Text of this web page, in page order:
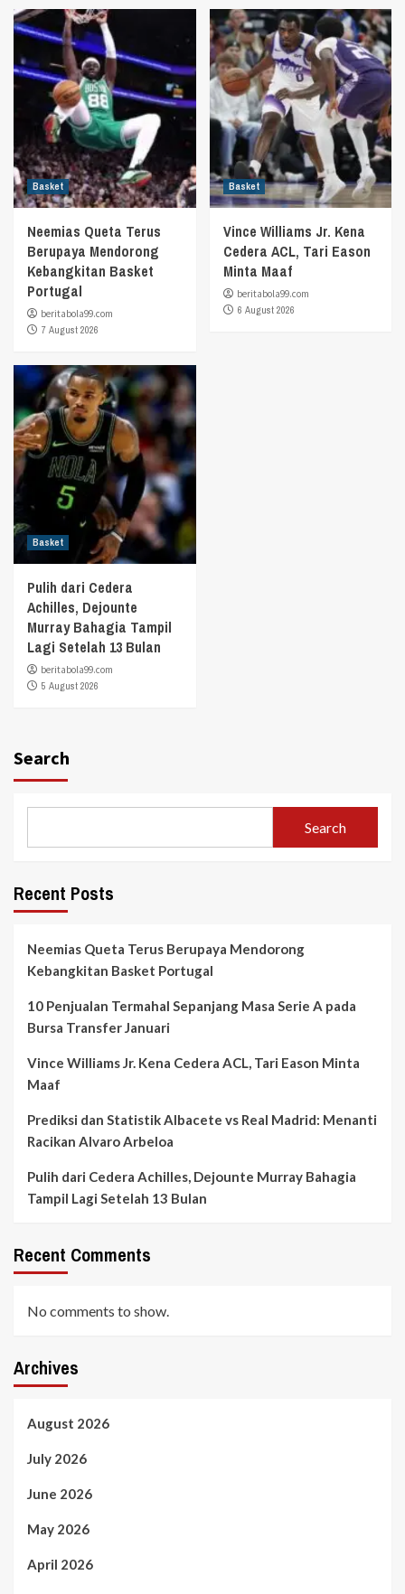
Basket
Neemias Queta Terus
Berupaya Mendorong
Kebangkitan Basket
Portugal
beritabola99.com
7 August 2026
Basket
Vince Williams Jr. Kena
Cedera ACL, Tari Eason
Minta Maaf
beritabola99.com
6 August 2026
Basket
Pulih dari Cedera
Achilles, Dejounte
Murray Bahagia Tampil
Lagi Setelah 13 Bulan
beritabola99.com
5 August 2026
Search
Search
Recent Posts
Neemias Queta Terus Berupaya Mendorong
Kebangkitan Basket Portugal
10 Penjualan Termahal Sepanjang Masa Serie A pada
Bursa Transfer Januari
Vince Williams Jr. Kena Cedera ACL, Tari Eason Minta
Maaf
Prediksi dan Statistik Albacete vs Real Madrid: Menanti
Racikan Alvaro Arbeloa
Pulih dari Cedera Achilles, Dejounte Murray Bahagia
Tampil Lagi Setelah 13 Bulan
Recent Comments
No comments to show.
Archives
August 2026
July 2026
June 2026
May 2026
April 2026